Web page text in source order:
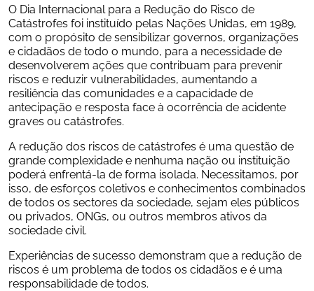
O Dia Internacional para a Redução do Risco de
Catástrofes foi instituído pelas Nações Unidas, em 1989,
com o propósito de sensibilizar governos, organizações
e cidadãos de todo o mundo, para a necessidade de
desenvolverem ações que contribuam para prevenir
riscos e reduzir vulnerabilidades, aumentando a
resiliência das comunidades e a capacidade de
antecipação e resposta face à ocorrência de acidente
graves ou catástrofes.
A redução dos riscos de catástrofes é uma questão de
grande complexidade e nenhuma nação ou instituição
poderá enfrentá-la de forma isolada. Necessitamos, por
isso, de esforços coletivos e conhecimentos combinados
de todos os sectores da sociedade, sejam eles públicos
ou privados, ONGs, ou outros membros ativos da
sociedade civil.
Experiências de sucesso demonstram que a redução de
riscos é um problema de todos os cidadãos e é uma
responsabilidade de todos.